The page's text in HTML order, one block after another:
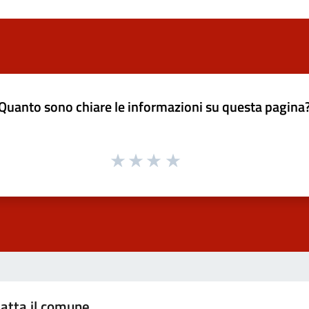
sono chiare le informazioni su questa